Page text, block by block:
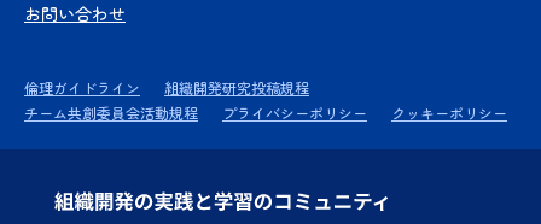
お問い合わせ
倫理ガイドライン
組織開発研究投稿規程
チーム共創委員会活動規程
プライバシーポリシー クッキーポリシー